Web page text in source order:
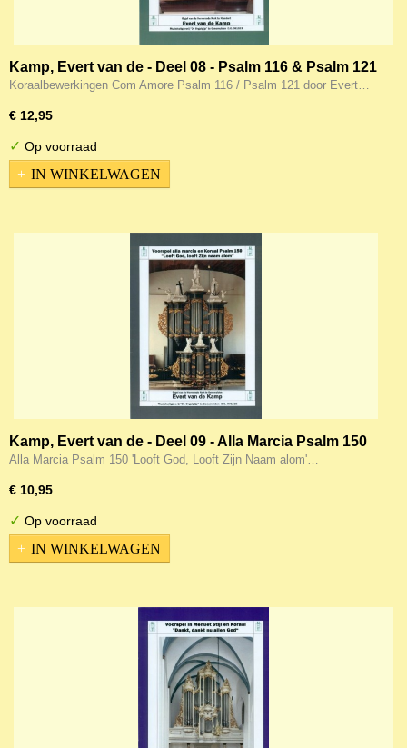
Kamp, Evert van de - Deel 08 - Psalm 116 & Psalm 121
Koraalbewerkingen Com Amore Psalm 116 / Psalm 121 door Evert…
€ 12,95
✓ Op voorraad
IN WINKELWAGEN
Kamp, Evert van de - Deel 09 - Alla Marcia Psalm 150
Alla Marcia Psalm 150 'Looft God, Looft Zijn Naam alom'…
€ 10,95
✓ Op voorraad
IN WINKELWAGEN